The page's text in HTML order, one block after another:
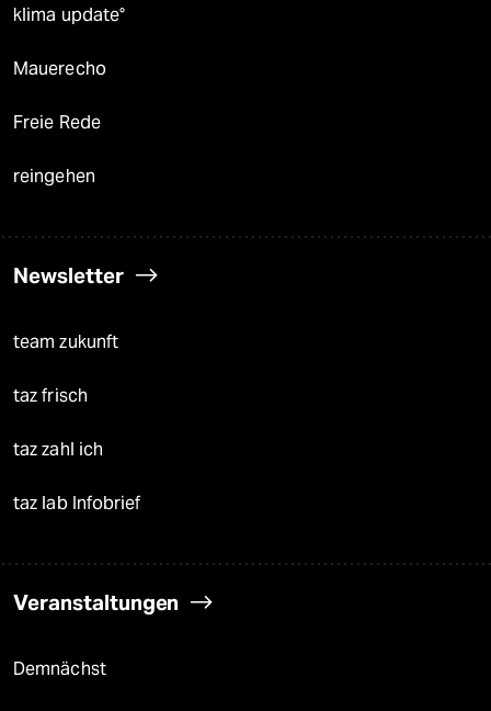
klima update°
Mauerecho
Freie Rede
reingehen
Newsletter
team zukunft
taz frisch
taz zahl ich
taz lab Infobrief
Veranstaltungen
Demnächst